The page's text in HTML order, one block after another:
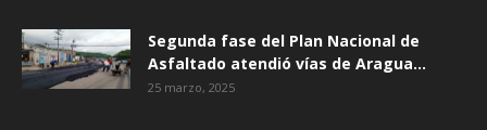
Segunda fase del Plan Nacional de
Asfaltado atendió vías de Aragua...
25 marzo, 2025